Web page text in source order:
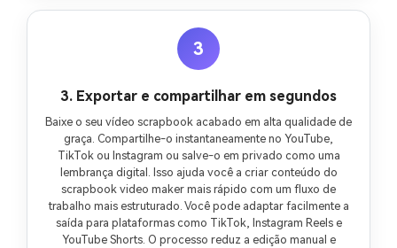
3
3. Exportar e compartilhar em segundos
Baixe o seu vídeo scrapbook acabado em alta qualidade de
graça. Compartilhe-o instantaneamente no YouTube,
TikTok ou Instagram ou salve-o em privado como uma
lembrança digital. Isso ajuda você a criar conteúdo do
scrapbook video maker mais rápido com um fluxo de
trabalho mais estruturado. Você pode adaptar facilmente a
saída para plataformas como TikTok, Instagram Reels e
YouTube Shorts. O processo reduz a edição manual e